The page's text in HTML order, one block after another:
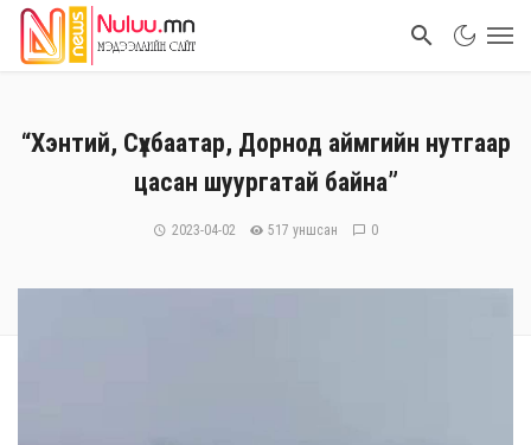
“Хэнтий, Сүхбаатар, Дорнод аймгийн нутгаар
цасан шуургатай байна”
2023-04-02 517 уншсан 0